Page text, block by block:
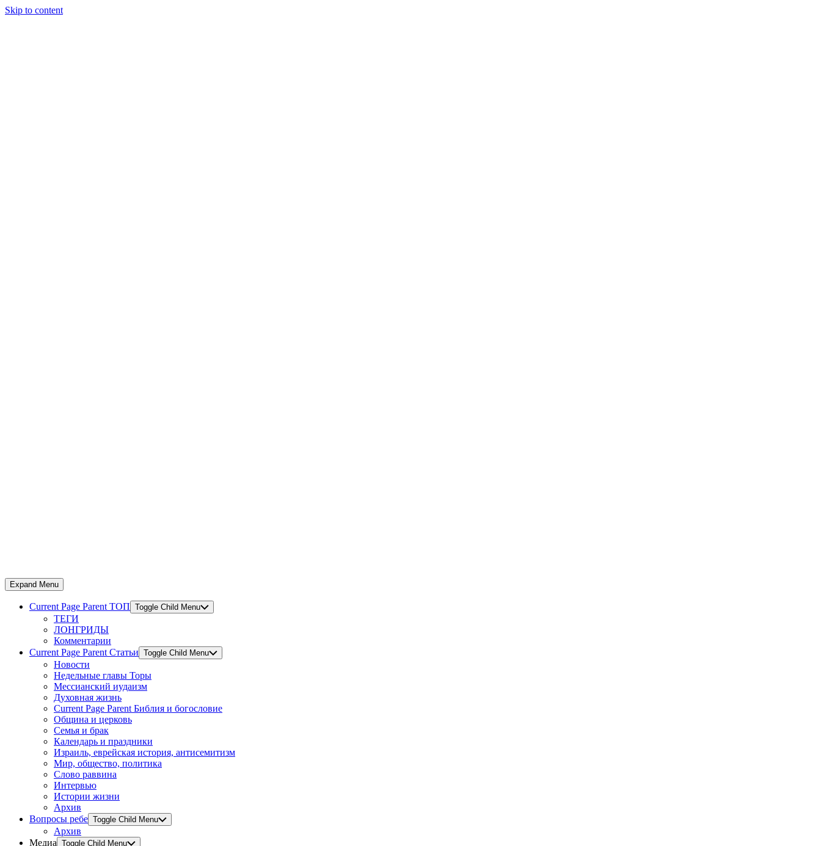
Skip to content
Expand Menu
Current Page Parent ТОП Toggle Child Menu
ТЕГИ
ЛОНГРИДЫ
Комментарии
Current Page Parent Статьи Toggle Child Menu
Новости
Недельные главы Торы
Мессианский иудаизм
Духовная жизнь
Current Page Parent Библия и богословие
Община и церковь
Семья и брак
Календарь и праздники
Израиль, еврейская история, антисемитизм
Мир, общество, политика
Слово раввина
Интервью
Истории жизни
Архив
Вопросы ребе Toggle Child Menu
Архив
Медиа Toggle Child Menu